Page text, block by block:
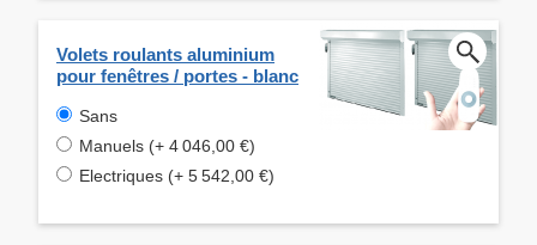
Volets roulants aluminium
pour fenêtres / portes - blanc
Sans
Manuels (+ 4 046,00 €)
Electriques (+ 5 542,00 €)